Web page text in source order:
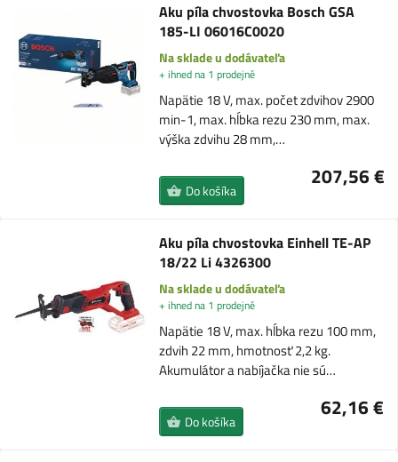
Aku píla chvostovka Bosch GSA
185-LI 06016C0020
Na sklade u dodávateľa
+ ihned na 1 prodejně
Napätie 18 V, max. počet zdvihov 2900
min-1, max. hĺbka rezu 230 mm, max.
výška zdvihu 28 mm,…
207,56 €
Do košíka
Aku píla chvostovka Einhell TE-AP
18/22 Li 4326300
Na sklade u dodávateľa
+ ihned na 1 prodejně
Napätie 18 V, max. hĺbka rezu 100 mm,
zdvih 22 mm, hmotnosť 2,2 kg.
Akumulátor a nabíjačka nie sú…
62,16 €
Do košíka